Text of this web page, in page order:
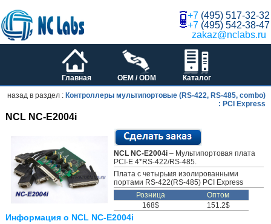
+7 (495) 517-32-32
+7 (495) 542-38-47
zakaz@nclabs.ru
Главная OEM / ODM Каталог
назад в раздел : Контроллеры мультипортовые (RS-422, RS-485, combo)
: PCI Express
NCL NC-E2004i
NCL NC-E2004i– Мультипортовая плата
PCI-E 4*RS-422/RS-485.
Плата с четырьмя изолированными
портами RS-422(RS-485) PCI Express
Розница
Оптом
168$
151.2$
Информация о NCL NC-E2004i